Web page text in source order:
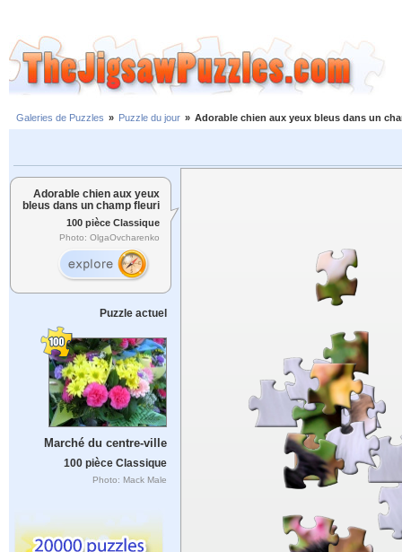
Galeries de Puzzles » Puzzle du jour » Adorable chien aux yeux bleus dans un
Adorable chien aux yeux
bleus dans un champ fleuri
100 pièce Classique
Photo: OlgaOvcharenko
Puzzle actuel
Marché du centre-ville
100 pièce Classique
Photo: Mack Male